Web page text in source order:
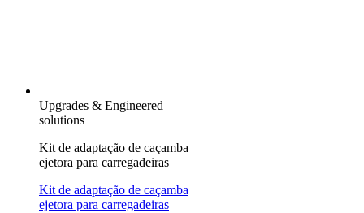
Upgrades & Engineered
solutions
Kit de adaptação de caçamba
ejetora para carregadeiras
Kit de adaptação de caçamba
ejetora para carregadeiras